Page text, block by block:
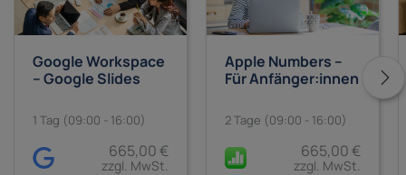
Google Workspace
– Google Slides
1 Tag (09:00 - 16:00)
665,00 €
zzgl. MwSt.
Apple Numbers –
Für Anfänger:innen
2 Tage (09:00 - 16:00)
665,00 €
zzgl. MwSt.